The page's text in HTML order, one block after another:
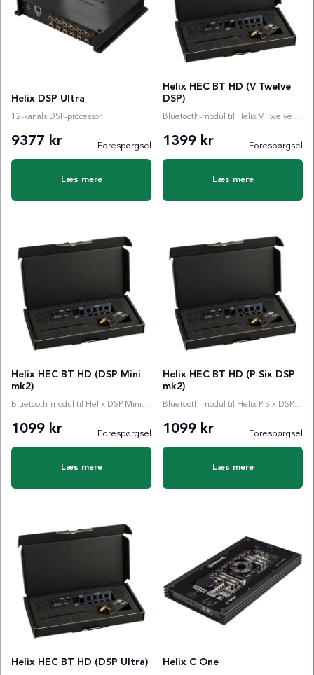
Helix DSP Ultra
12-kanals DSP-processor
9377 kr Forespørgsel
Læs mere
Helix HEC BT HD (V Twelve
DSP)
Bluetooth-modul til Helix V Twelve DSP mk2
1399 kr Forespørgsel
Læs mere
Helix HEC BT HD (DSP Mini
mk2)
Bluetooth-modul til Helix DSP Mini mk2
1099 kr Forespørgsel
Læs mere
Helix HEC BT HD (P Six DSP
mk2)
Bluetooth-modul til Helix P Six DSP MkII
1099 kr Forespørgsel
Læs mere
Helix HEC BT HD (DSP Ultra) Helix C One